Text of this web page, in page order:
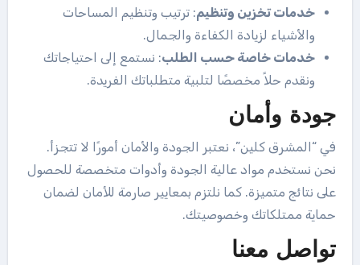
خدمات تخزين وتنظيم: ترتيب وتنظيم المساحات
والأشياء لزيادة الكفاءة والجمال.
خدمات خاصة حسب الطلب: نستمع إلى احتياجاتك
ونقدم حلاً مخصصًا لتلبية متطلباتك الفريدة.
جودة وأمان
في “المشرق كلين”، نعتبر الجودة والأمان أمورًا لا تتجزأ.
نحن نستخدم مواد عالية الجودة وأدوات متخصصة للحصول
على نتائج متميزة. كما نلتزم بمعايير صارمة للأمان لضمان
حماية ممتلكاتك وخصوصيتك.
تواصل معنا